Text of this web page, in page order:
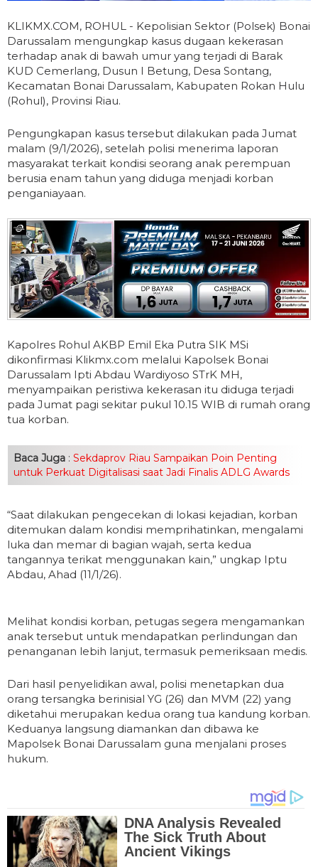
KLIKMX.COM, ROHUL - Kepolisian Sektor (Polsek) Bonai
Darussalam mengungkap kasus dugaan kekerasan
terhadap anak di bawah umur yang terjadi di Barak
KUD Cemerlang, Dusun I Betung, Desa Sontang,
Kecamatan Bonai Darussalam, Kabupaten Rokan Hulu
(Rohul), Provinsi Riau.
Pengungkapan kasus tersebut dilakukan pada Jumat
malam (9/1/2026), setelah polisi menerima laporan
masyarakat terkait kondisi seorang anak perempuan
berusia enam tahun yang diduga menjadi korban
penganiayaan.
Kapolres Rohul AKBP Emil Eka Putra SIK MSi
dikonfirmasi Klikmx.com melalui Kapolsek Bonai
Darussalam Ipti Abdau Wardiyoso STrK MH,
menyampaikan peristiwa kekerasan itu diduga terjadi
pada Jumat pagi sekitar pukul 10.15 WIB di rumah orang
tua korban.
Baca Juga : Sekdaprov Riau Sampaikan Poin Penting
untuk Perkuat Digitalisasi saat Jadi Finalis ADLG Awards
“Saat dilakukan pengecekan di lokasi kejadian, korban
ditemukan dalam kondisi memprihatinkan, mengalami
luka dan memar di bagian wajah, serta kedua
tangannya terikat menggunakan kain,” ungkap Iptu
Abdau, Ahad (11/1/26).
Melihat kondisi korban, petugas segera mengamankan
anak tersebut untuk mendapatkan perlindungan dan
penanganan lebih lanjut, termasuk pemeriksaan medis.
Dari hasil penyelidikan awal, polisi menetapkan dua
orang tersangka berinisial YG (26) dan MVM (22) yang
diketahui merupakan kedua orang tua kandung korban.
Keduanya langsung diamankan dan dibawa ke
Mapolsek Bonai Darussalam guna menjalani proses
hukum.